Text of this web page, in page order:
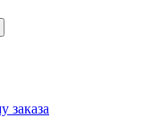
заказа